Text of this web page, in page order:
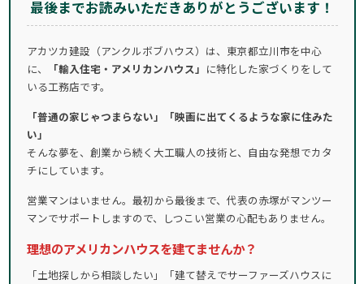
最後までお読みいただきありがとうございます！
アカツカ建設（アンクルボブハウス）は、東京都立川市を中心
に、
「輸入住宅・アメリカンハウス」 に特化した家づくりをして
いる工務店です。
「普通の家じゃつまらない」「映画に出てくるような家に住みた
い」
そんな夢を、創業から続く大工職人の技術と、自由な発想でカタ
チにしています。
営業マンはいません。最初から最後まで、代表の赤塚がマンツー
マンでサポートしますので、しつこい営業の心配もありません。
理想のアメリカンハウスを建てませんか？
「土地探しから相談したい」「建て替えでサーファーズハウスに